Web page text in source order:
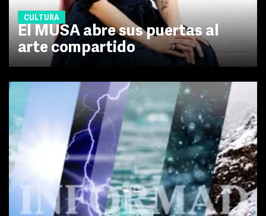
CULTURA
El MUSA abre sus puertas al
arte compartido